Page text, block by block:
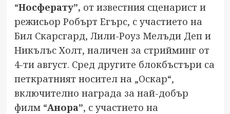
“Носферату”, от известния сценарист и
режисьор Робърт Егърс, с участието на
Бил Скарсгард, Лили-Роуз Мелъди Деп и
Никълъс Холт, наличен за стрийминг от
4-ти август. Сред другите блокбъстъри са
петкратният носител на „Оскар“,
включително награда за най-добър
филм “Анора”, с участието на